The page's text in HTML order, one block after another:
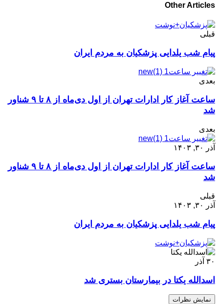
Other Articles
قبلی
پیام شب یلدایی پزشکیان به مردم ایران
بعدی
ساعت آغاز کار ادارات تهران از اول دی‌ماه از ۸ تا ۹ شناور
شد
بعدی
آذر ۳۰, ۱۴۰۳
ساعت آغاز کار ادارات تهران از اول دی‌ماه از ۸ تا ۹ شناور
شد
قبلی
آذر ۳۰, ۱۴۰۳
پیام شب یلدایی پزشکیان به مردم ایران
۳۰ آذر
اسدالله یکتا در بیمارستان بستری شد
نمایش نظرات